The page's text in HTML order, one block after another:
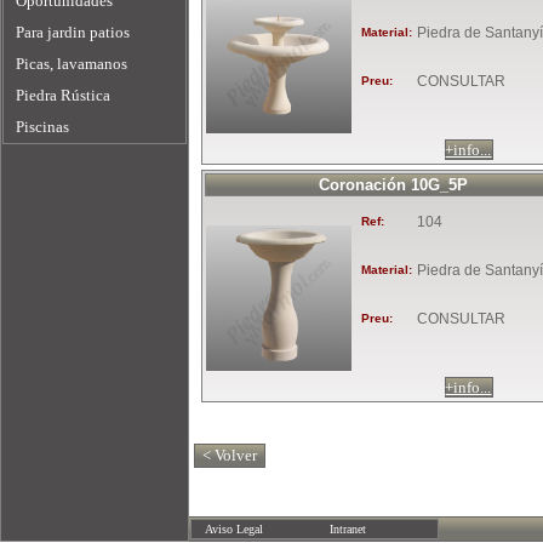
Para jardin patios
Picas, lavamanos
Piedra Rústica
Piscinas
Material: Piedra de Santanyí
Preu: CONSULTAR
+info...
Coronación 10G_5P
Ref: 104
Material: Piedra de Santanyí
Preu: CONSULTAR
+info...
Aviso Legal Intranet